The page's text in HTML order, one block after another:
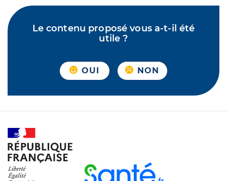
Le contenu proposé vous a-t-il été
utile ?
OUI NON